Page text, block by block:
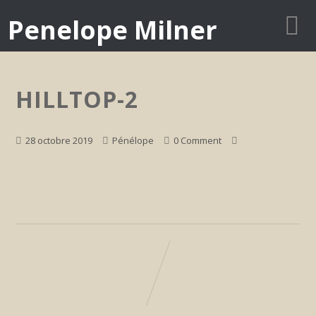
Penelope Milner
HILLTOP-2
28 octobre 2019 Pénélope 0 Comment